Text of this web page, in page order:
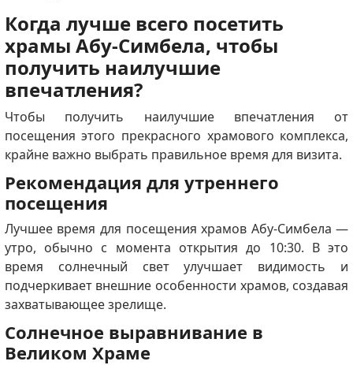
Когда лучше всего посетить
храмы Абу-Симбела, чтобы
получить наилучшие
впечатления?
Чтобы получить наилучшие впечатления от
посещения этого прекрасного храмового комплекса,
крайне важно выбрать правильное время для визита.
Рекомендация для утреннего
посещения
Лучшее время для посещения храмов Абу-Симбела —
утро, обычно с момента открытия до 10:30. В это
время солнечный свет улучшает видимость и
подчеркивает внешние особенности храмов, создавая
захватывающее зрелище.
Солнечное выравнивание в
Великом Храме